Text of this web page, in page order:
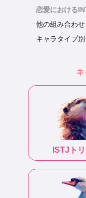
恋愛における
他の組み合わせ
キャラタイプ
ISTJ ト